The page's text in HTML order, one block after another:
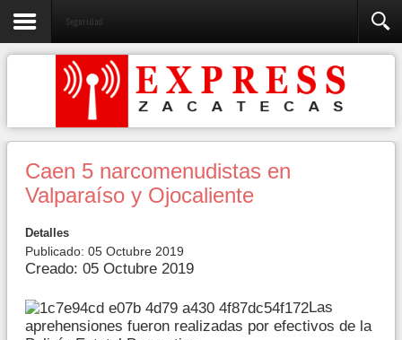
Seguridad
Caen 5 narcomenudistas en
Valparaíso y Ojocaliente
Detalles
Publicado: 05 Octubre 2019
Creado: 05 Octubre 2019
Las
aprehensiones fueron realizadas por efectivos de la